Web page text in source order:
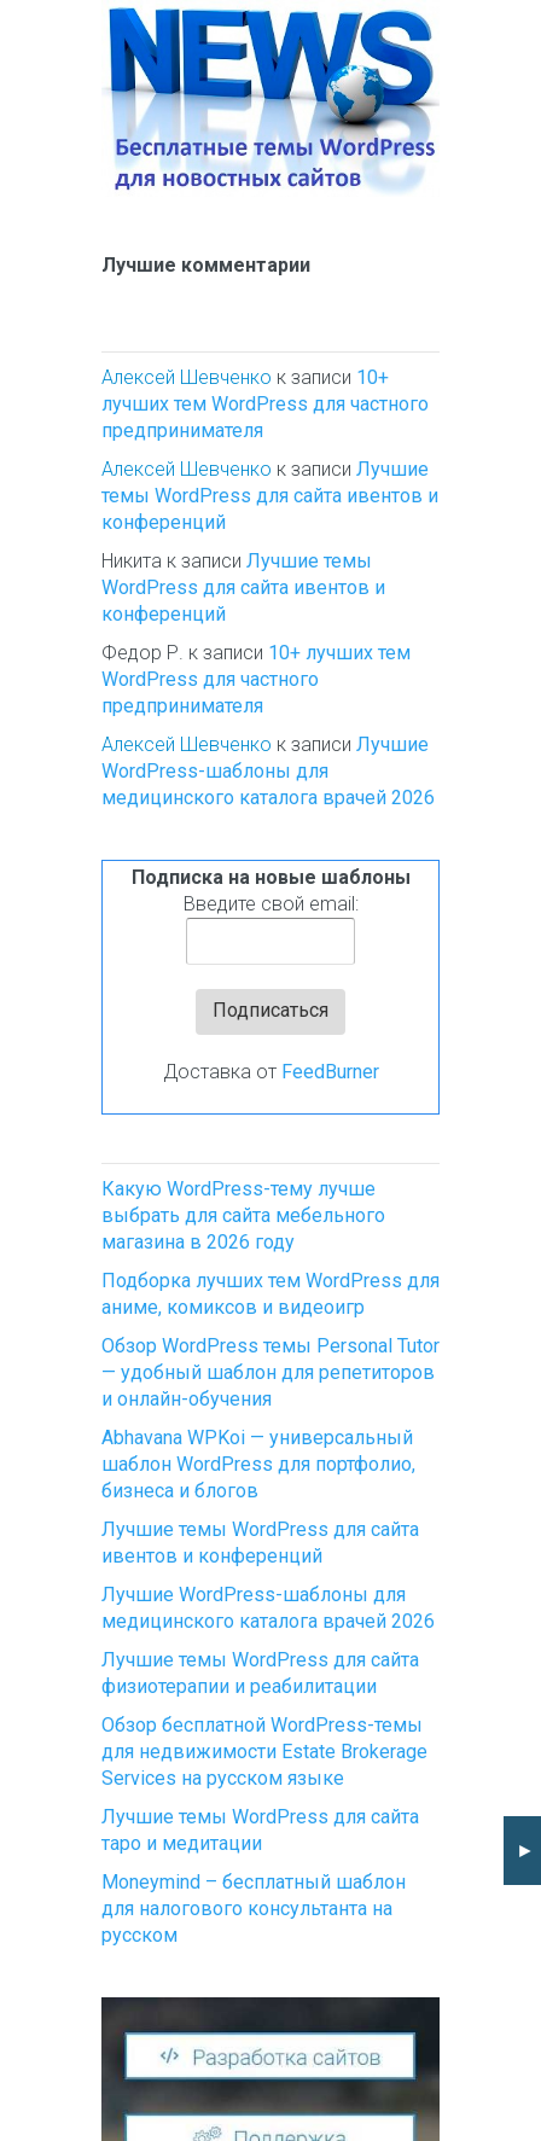
Лучшие комментарии
Алексей Шевченко к записи 10+
лучших тем WordPress для частного
предпринимателя
Алексей Шевченко к записи Лучшие
темы WordPress для сайта ивентов и
конференций
Никита к записи Лучшие темы
WordPress для сайта ивентов и
конференций
Федор Р. к записи 10+ лучших тем
WordPress для частного
предпринимателя
Алексей Шевченко к записи Лучшие
WordPress-шаблоны для
медицинского каталога врачей 2026
Подписка на новые шаблоны
Введите свой email:
Доставка от FeedBurner
Какую WordPress-тему лучше
выбрать для сайта мебельного
магазина в 2026 году
Подборка лучших тем WordPress для
аниме, комиксов и видеоигр
Обзор WordPress темы Personal Tutor
— удобный шаблон для репетиторов
и онлайн-обучения
Abhavana WPKoi — универсальный
шаблон WordPress для портфолио,
бизнеса и блогов
Лучшие темы WordPress для сайта
ивентов и конференций
Лучшие WordPress-шаблоны для
медицинского каталога врачей 2026
Лучшие темы WordPress для сайта
физиотерапии и реабилитации
Обзор бесплатной WordPress-темы
для недвижимости Estate Brokerage
Services на русском языке
Лучшие темы WordPress для сайта
таро и медитации
Moneymind – бесплатный шаблон
для налогового консультанта на
русском
►